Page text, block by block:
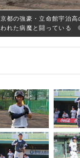
京都の強豪・立命館宇治
われた病魔と闘っている